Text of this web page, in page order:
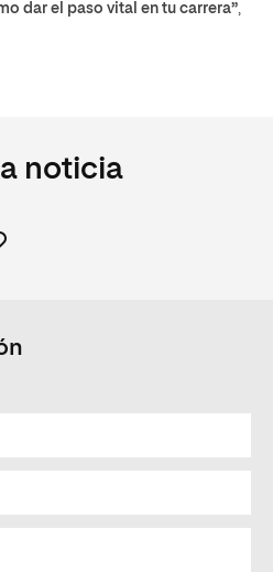
dar el paso vital en tu carrera”,
noticia